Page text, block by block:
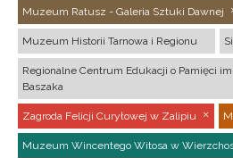
Muzeum Ratusz - Galeria Sztuki Dawnej
Muzeum Historii Tarnowa i Regionu
Regionalne Centrum Edukacji o Pamięci
Baszaka
Zagroda Felicji Curyłowej w Zalipiu
Muzeum Wincentego Witosa w